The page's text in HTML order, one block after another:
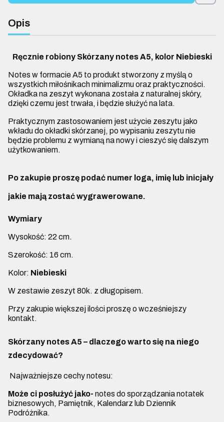
Opis
Ręcznie robiony Skórzany notes A5, kolor Niebieski
Notes w formacie A5 to produkt stworzony z myślą o
wszystkich miłośnikach minimalizmu oraz praktyczności.
Okładka na zeszyt wykonana została z naturalnej skóry,
dzięki czemu jest trwała, i będzie służyć na lata.
Praktycznym zastosowaniem jest użycie zeszytu jako
wkładu do okładki skórzanej, po wypisaniu zeszytu nie
będzie problemu z wymianą na nowy i cieszyć się dalszym
użytkowaniem.
Po zakupie proszę podać numer loga, imię lub inicjały
jakie mają zostaćwygrawerowane.
Wymiary
Wysokość: 22 cm.
Szerokość: 16 cm.
Kolor: Niebieski
W zestawie zeszyt 80k. z długopisem.
Przy zakupie większej ilości proszę o wcześniejszy
kontakt.
Skórzany notes A5 – dlaczego warto się na niego
zdecydować?
Najważniejsze cechy notesu:
Może ci posłużyć jako- notes do sporządzania notatek
biznesowych, Pamiętnik, Kalendarz lub Dziennik
Podróżnika.